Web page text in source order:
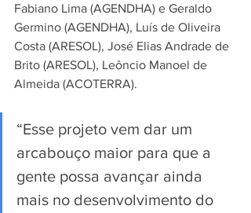
Fabiano Lima (AGENDHA) e Geraldo
Germino (AGENDHA), Luís de Oliveira
Costa (ARESOL), José Elias Andrade de
Brito (ARESOL), Leôncio Manoel de
Almeida (ACOTERRA).
“Esse projeto vem dar um
arcabouço maior para que a
gente possa avançar ainda
mais no desenvolvimento do